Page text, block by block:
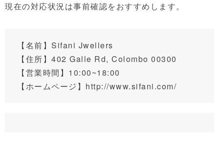
現在の対応状況は事前確認をおすすめします。
【名前】Sifani Jwellers
【住所】 402 Galle Rd, Colombo 00300
【営業時間】10:00~18:00
【ホームページ】 http://www.sifani.com/